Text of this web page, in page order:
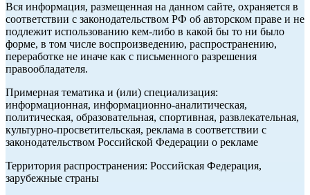
Вся информация, размещенная на данном сайте, охраняется в
соответствии с законодательством РФ об авторском праве и не
подлежит использованию кем-либо в какой бы то ни было
форме, в том числе воспроизведению, распространению,
переработке не иначе как с письменного разрешения
правообладателя.
Примерная тематика и (или) специализация:
информационная, информационно-аналитическая,
политическая, образовательная, спортивная, развлекательная,
культурно-просветительская, реклама в соответствии с
законодательством Российской Федерации о рекламе
Территория распространения: Российская Федерация,
зарубежные страны